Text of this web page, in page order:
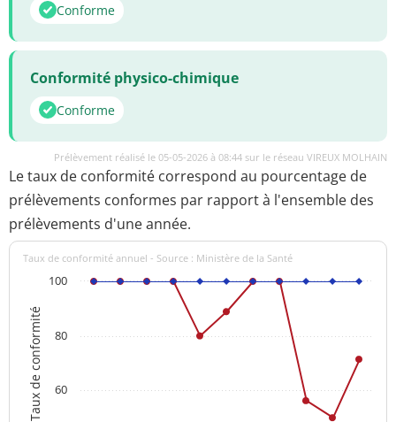
Conforme
Conformité physico-chimique
Conforme
Prélèvement réalisé le 05-05-2026 à 08:44 sur le réseau VIREUX MOLHAIN
Le taux de conformité correspond au pourcentage de
prélèvements conformes par rapport à l'ensemble des
prélèvements d'une année.
Taux de conformité
Taux de conformité annuel - Source : Ministère de la Santé
60
80
100